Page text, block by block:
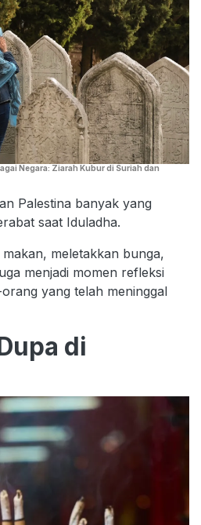
Negara: Ziarah Kubur di Suriah dan
Palestina banyak yang
saat Iduladha.
meletakkan bunga,
menjadi momen refleksi
yang telah meninggal
di